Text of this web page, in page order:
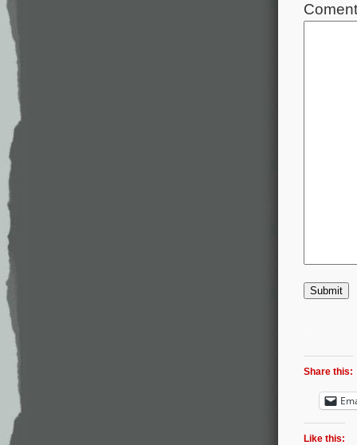
Submit
Share this:
Like this: